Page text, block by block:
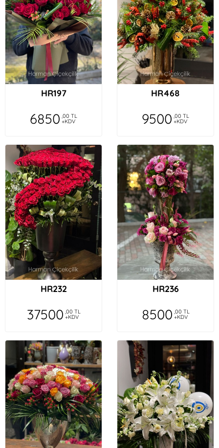
HR197
6850 ,00 TL
+KDV
HR468
9500 ,00 TL
+KDV
HR232
37500 ,00 TL
+KDV
HR236
8500 ,00 TL
+KDV